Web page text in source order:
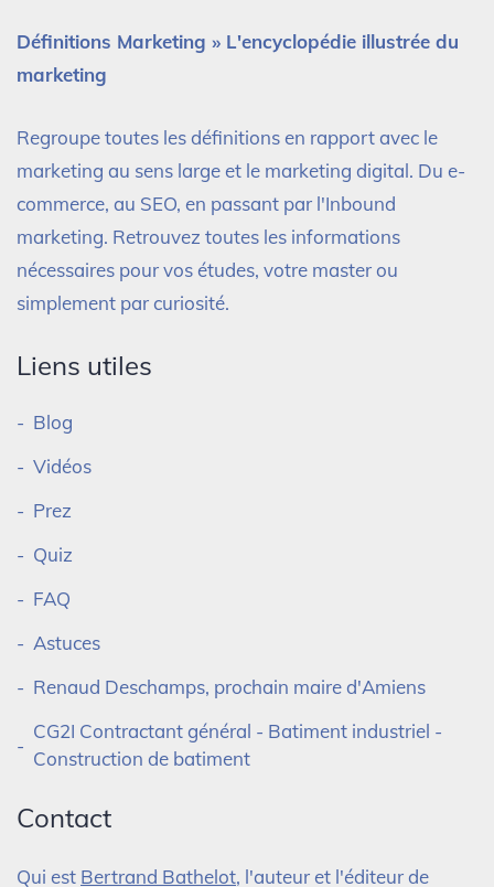
Définitions Marketing » L'encyclopédie illustrée du
marketing
Regroupe toutes les définitions en rapport avec le
marketing au sens large et le marketing digital. Du e-
commerce, au SEO, en passant par l'Inbound
marketing. Retrouvez toutes les informations
nécessaires pour vos études, votre master ou
simplement par curiosité.
Liens utiles
Blog
Vidéos
Prez
Quiz
FAQ
Astuces
Renaud Deschamps, prochain maire d'Amiens
CG2I Contractant général - Batiment industriel -
Construction de batiment
Contact
Qui est Bertrand Bathelot, l'auteur et l'éditeur de